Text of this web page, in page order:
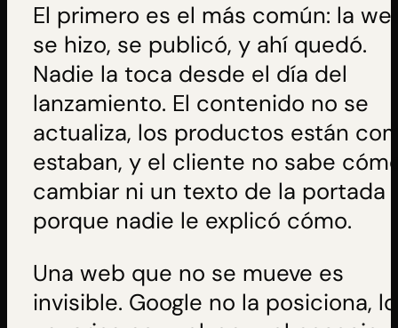
El primero es el más común: la
se hizo, se publicó, y ahí quedó.
Nadie la toca desde el día del
lanzamiento. El contenido no se
actualiza, los productos están
estaban, y el cliente no sabe
cambiar ni un texto de la portada
porque nadie le explicó cómo.
Una web que no se mueve es
invisible. Google no la posiciona,